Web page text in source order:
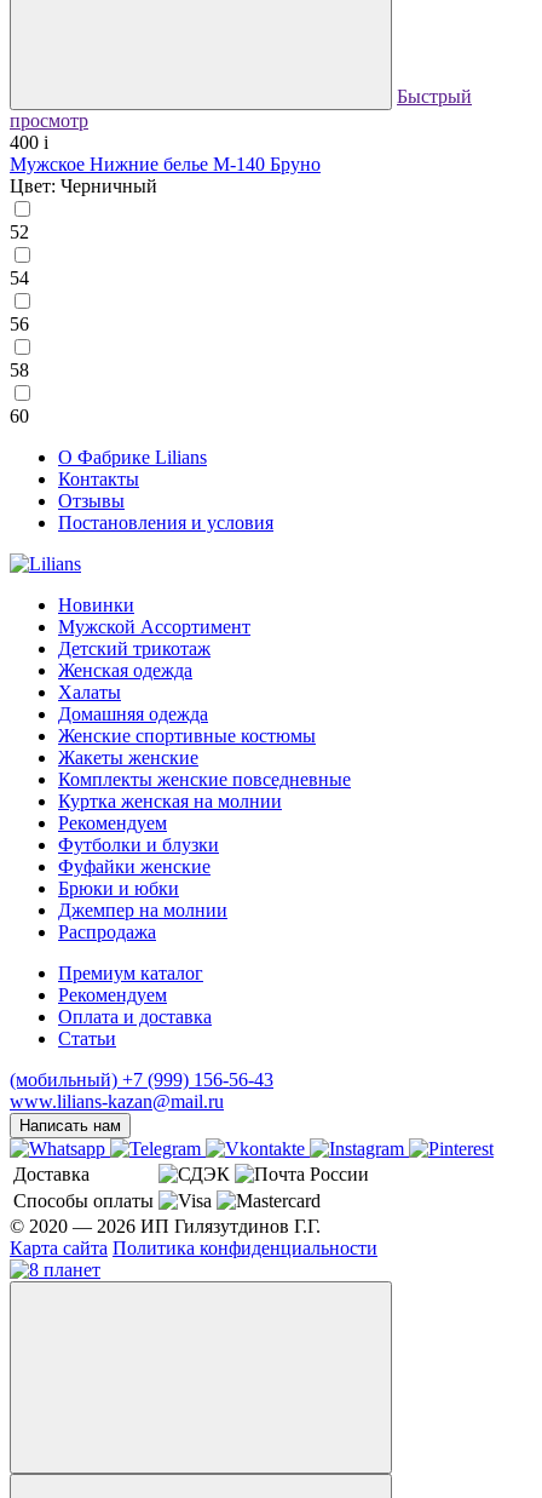
Быстрый
просмотр
400 i
Мужское Нижние белье М-140 Бруно
Цвет: Черничный
52
54
56
58
60
О Фабрике Lilians
Контакты
Отзывы
Постановления и условия
Новинки
Мужской Ассортимент
Детcкий трикотаж
Женская одежда
Халаты
Домашняя одежда
Женские спортивные костюмы
Жакеты женские
Комплекты женские повседневные
Куртка женская на молнии
Рекомендуем
Футболки и блузки
Фуфайки женские
Брюки и юбки
Джемпер на молнии
Распродажа
Премиум каталог
Рекомендуем
Оплата и доставка
Статьи
(мобильный) +7 (999) 156-56-43
www.lilians-kazan@mail.ru
Написать нам
Доставка
Способы оплаты
© 2020 — 2026 ИП Гилязутдинов Г.Г.
Карта сайта Политика конфиденциальности